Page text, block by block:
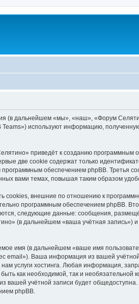
(в дальнейшем «мы», «наш», «Форум
используют информацию,
приведёт к созданию программным
две cookie содержат только
обеспечением phpBB. Третья
вами темах, повышая таким образом
внешние по отношению к
программным обеспечением phpBB.
следующие данные: сообщения,
(в дальнейшем «ваша учётная запись»)
имя (в дальнейшем «ваше имя
email»). Ваша информация из вашей
услуги хостинга. Любая информация,
как необходимой, так и
учётной записи будет общедоступна.
phpBB.